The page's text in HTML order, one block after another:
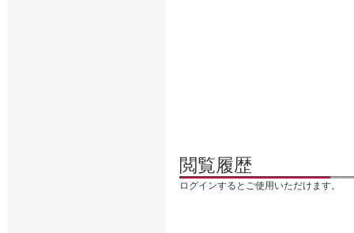
閲覧履歴
ログインするとご使用いただけます。